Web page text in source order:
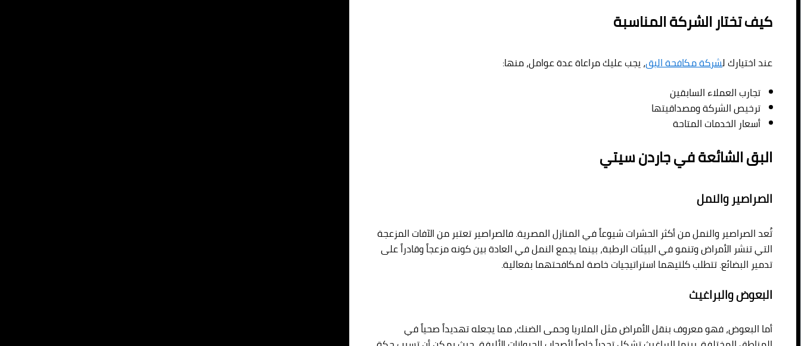
كيف تختار الشركة المناسبة
عند اختيارك لشركة مكافحة البق، يجب عليك مراعاة عدة عوامل، منها:
تجارب العملاء السابقين
ترخيص الشركة ومصداقيتها
أسعار الخدمات المتاحة
البق الشائعة في جاردن سيتي
الصراصير والنمل
تُعد الصراصير والنمل من أكثر الحشرات شيوعاً في المنازل المصرية. فالصراصير تعتبر من الآفات المزعجة
التي تنشر الأمراض وتنمو في البيئات الرطبة، بينما يجمع النمل في العادة بين كونه مزعجاً وقادراً على
تدمير البضائع. تتطلب كلتيهما استراتيجيات خاصة لمكافحتهما بفعالية.
البعوض والبراغيث
أما البعوض، فهو معروف بنقل الأمراض مثل الملاريا وحمى الضنك، مما يجعله تهديداً صحياً في